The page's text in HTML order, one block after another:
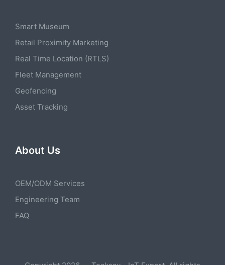
Smart Museum
Retail Proximity Marketing
Real Time Location (RTLS)
Fleet Management
Geofencing
Asset Tracking
About Us
OEM/ODM Services
Engineering Team
FAQ